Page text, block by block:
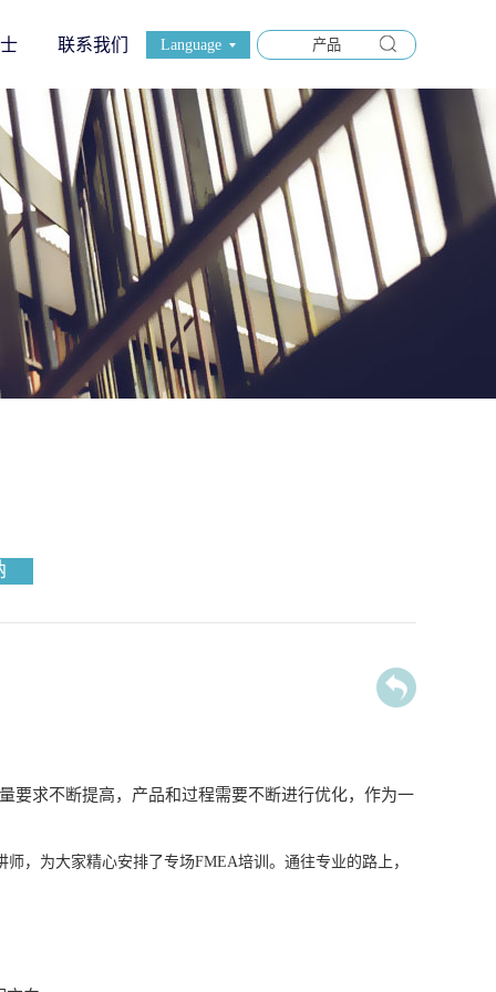
Language
联系我们
要求不断提高，产品和过程需要不断进行优化，作为一
为大家精心安排了专场FMEA培训。通往专业的路上，